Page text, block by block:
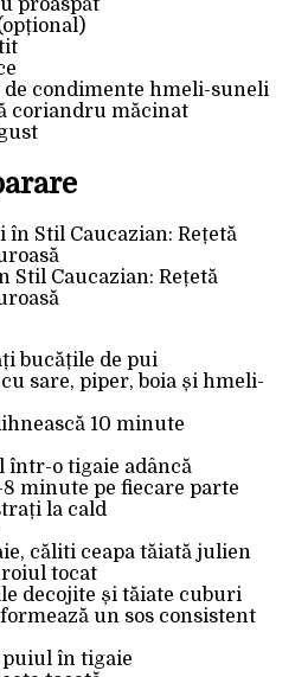
proaspăt
de condimente hmeli-suneli
coriandru măcinat
Stil Caucazian: Rețetă
bucățile de pui
sare, piper, boia și hmeli-
10 minute
o tigaie adâncă
minute pe fiecare parte
la cald
căliti ceapa tăiată julien
tocat
decojite și tăiate cuburi
un sos consistent
în tigaie